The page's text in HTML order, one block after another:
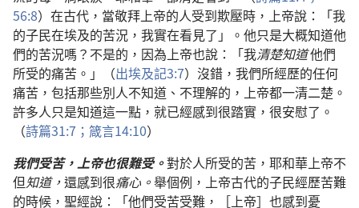
56:8）在古代，當敬拜上帝的人受到欺壓時，上帝說：「我
的子民在埃及的苦況，我實在看見了」。他只是大概知道他
們的苦況嗎？不是的，因為上帝也說：「我清楚知道他們
所受的痛苦。」（出埃及記3:7）沒錯，我們所經歷的任何
痛苦，包括那些別人不知道、不理解的，上帝都一清二楚。
許多人只是知道這一點，就已經感到很踏實，很安慰了。
（詩篇31:7； 箴言14:10）
我們受苦，上帝也很難受。對於人所受的苦，耶和華上帝不
但知道， 還感到很痛心。舉個例，上帝古代的子民經歷苦難
的時候，聖經說：「他們受苦受難，［上帝］也感到憂